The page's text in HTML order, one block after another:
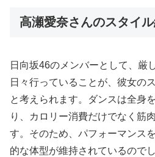
高瀬愛奈さんのスタイ
日向坂46のメンバーとして、厳
日々行っていることが、彼女の
と考えられます。ダンスは全身
り、カロリー消費だけでなく筋
す。そのため、パフォーマンス
的な体型が維持されているのでし